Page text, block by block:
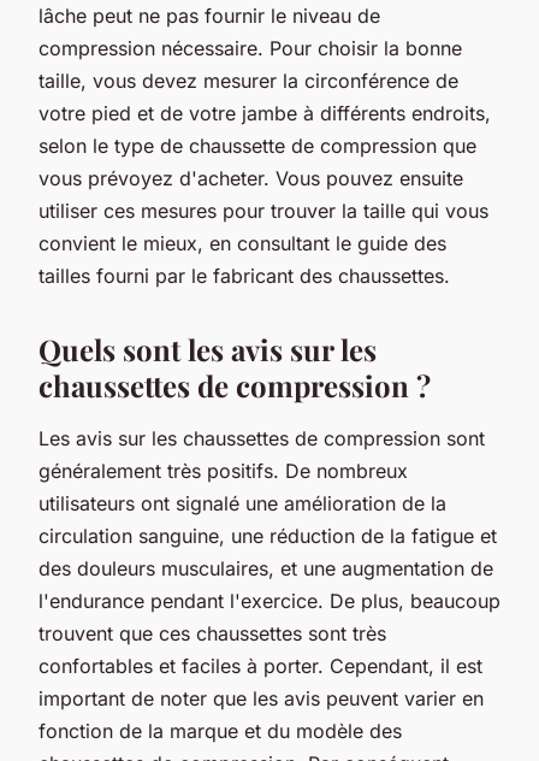
lâche peut ne pas fournir le niveau de
compression nécessaire. Pour choisir la bonne
taille, vous devez mesurer la circonférence de
votre pied et de votre jambe à différents endroits,
selon le type de chaussette de compression que
vous prévoyez d'acheter. Vous pouvez ensuite
utiliser ces mesures pour trouver la taille qui vous
convient le mieux, en consultant le guide des
tailles fourni par le fabricant des chaussettes.
Quels sont les avis sur les
chaussettes de compression ?
Les avis sur les chaussettes de compression sont
généralement très positifs. De nombreux
utilisateurs ont signalé une amélioration de la
circulation sanguine, une réduction de la fatigue et
des douleurs musculaires, et une augmentation de
l'endurance pendant l'exercice. De plus, beaucoup
trouvent que ces chaussettes sont très
confortables et faciles à porter. Cependant, il est
important de noter que les avis peuvent varier en
fonction de la marque et du modèle des